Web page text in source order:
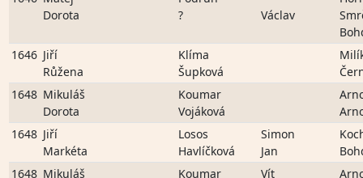
Dorota
?
Václav
1646 Jiří
Růžena
Klíma
Šupková
1648 Mikuláš
Dorota
Koumar
Vojáková
1648 Jiří
Markéta
Losos
Havlíčková
Simon
Jan
1648 Mikuláš
Koumar
Vít